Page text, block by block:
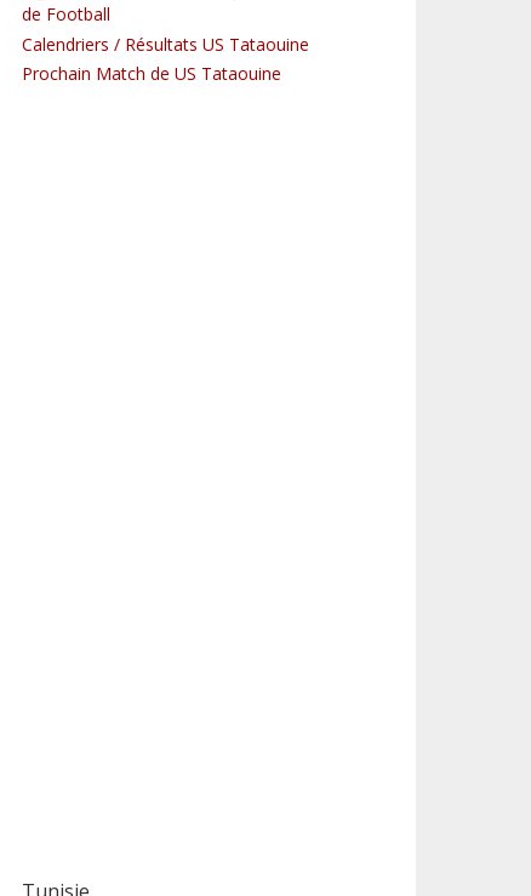
de Football
Calendriers / Résultats US Tataouine
Prochain Match de US Tataouine
Tunisie